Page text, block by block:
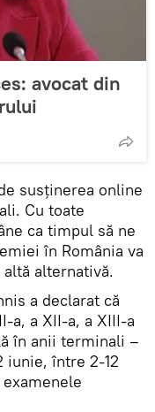
avocat din
susținerea online
Cu toate
ca timpul să ne
în România va
alternativă.
a declarat că
a, a XII-a, a XIII-a
în anii terminali –
iunie, între 2-12